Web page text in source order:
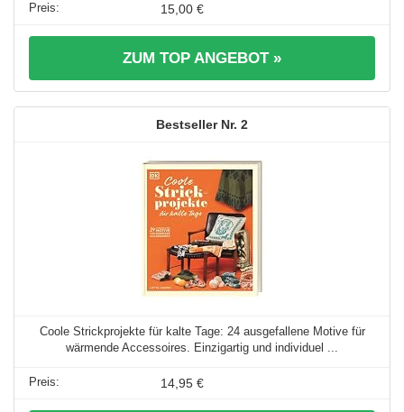
15,00 €
ZUM TOP ANGEBOT »
2
Coole Strickprojekte für kalte Tage: 24 ausgefallene Motive für
wärmende Accessoires. Einzigartig und individuel ...
14,95 €